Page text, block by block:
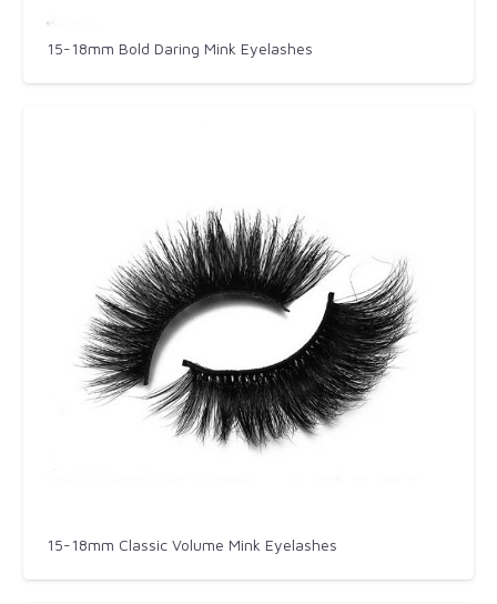
15-18mm Bold Daring Mink Eyelashes
15-18mm Classic Volume Mink Eyelashes